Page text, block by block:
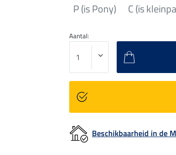
P (is Pony) C (is
Aantal:
Beschikbaarheid in de